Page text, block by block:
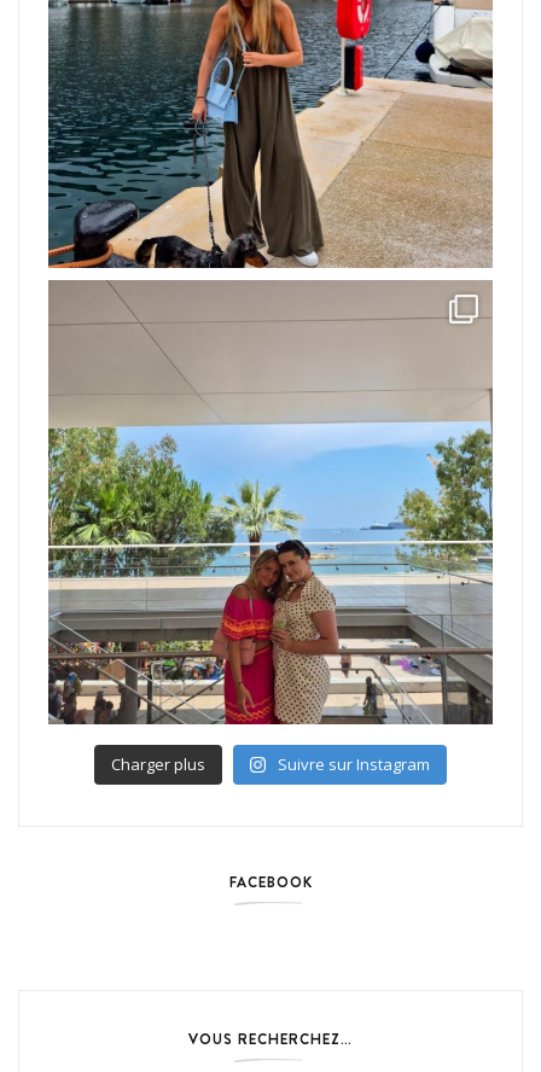
Charger plus Suivre sur Instagram
FACEBOOK
VOUS RECHERCHEZ…